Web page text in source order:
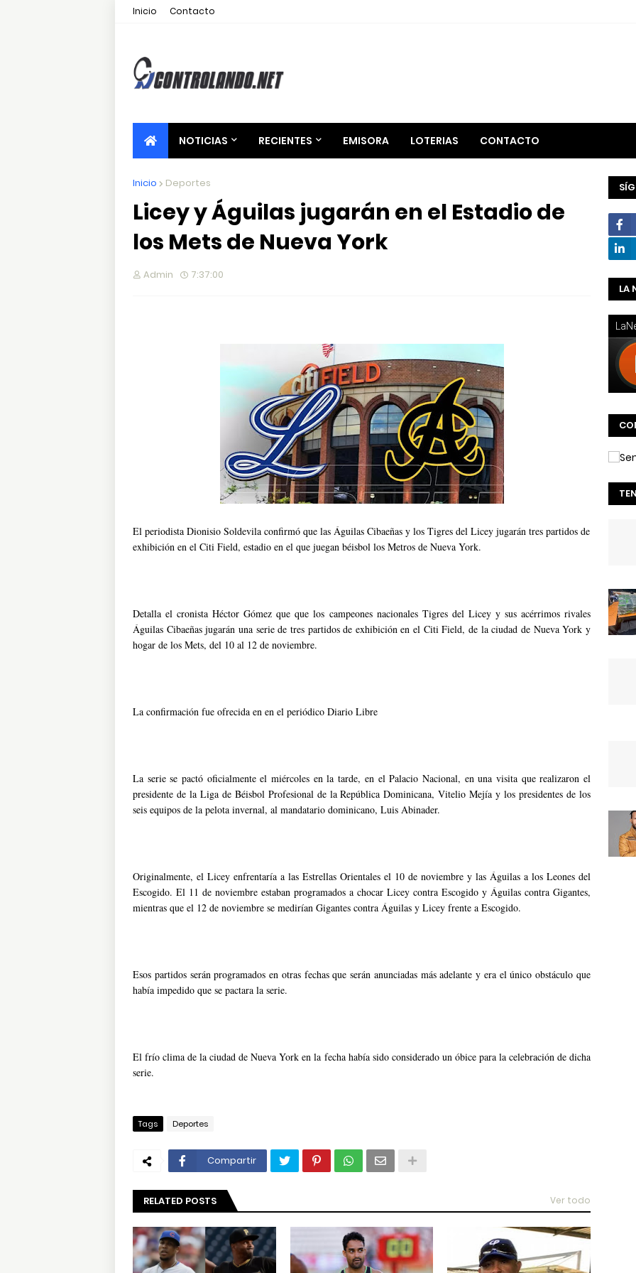
Inicio Contacto
NOTICIAS RECIENTES EMISORA LOTERIAS CONTACTO
Inicio Deportes
Licey y Águilas jugarán en el Estadio de
los Mets de Nueva York
Admin 7:37:00
El periodista Dionisio Soldevila confirmó que las Águilas Cibaeñas y los Tigres del Licey jugarán tres partidos de
exhibición en el Citi Field, estadio en el que juegan béisbol los Metros de Nueva York.
Detalla el cronista Héctor Gómez que que los campeones nacionales Tigres del Licey y sus acérrimos rivales
Águilas Cibaeñas jugarán una serie de tres partidos de exhibición en el Citi Field, de la ciudad de Nueva York y
hogar de los Mets, del 10 al 12 de noviembre.
La confirmación fue ofrecida en en el periódico Diario Libre
La serie se pactó oficialmente el miércoles en la tarde, en el Palacio Nacional, en una visita que realizaron el
presidente de la Liga de Béisbol Profesional de la República Dominicana, Vitelio Mejía y los presidentes de los
seis equipos de la pelota invernal, al mandatario dominicano, Luis Abinader.
Originalmente, el Licey enfrentaría a las Estrellas Orientales el 10 de noviembre y las Águilas a los Leones del
Escogido. El 11 de noviembre estaban programados a chocar Licey contra Escogido y Águilas contra Gigantes,
mientras que el 12 de noviembre se medirían Gigantes contra Águilas y Licey frente a Escogido.
Esos partidos serán programados en otras fechas que serán anunciadas más adelante y era el único obstáculo que
había impedido que se pactara la serie.
El frío clima de la ciudad de Nueva York en la fecha había sido considerado un óbice para la celebración de dicha
serie.
Tags Deportes
Compartir
RELATED POSTS Ver todo
LA